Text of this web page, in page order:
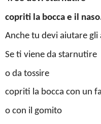
copriti la bocca e il
Anche tu devi aiutare
Se ti viene da starnutire
o da tossire
copriti la bocca con un
o con il gomito